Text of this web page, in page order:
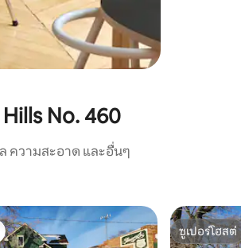
No. 460
ความสะอาด และอื่นๆ
ซูเปอร์โฮสต์
ซูเปอร์โฮสต์